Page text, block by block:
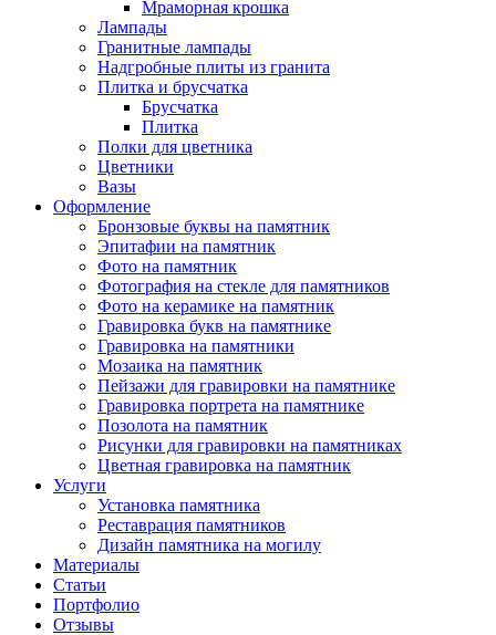
Мраморная крошка
Лампады
Гранитные лампады
Надгробные плиты из гранита
Плитка и брусчатка
Брусчатка
Плитка
Полки для цветника
Цветники
Вазы
Оформление
Бронзовые буквы на памятник
Эпитафии на памятник
Фото на памятник
Фотография на стекле для памятников
Фото на керамике на памятник
Гравировка букв на памятнике
Гравировка на памятники
Мозаика на памятник
Пейзажи для гравировки на памятнике
Гравировка портрета на памятнике
Позолота на памятник
Рисунки для гравировки на памятниках
Цветная гравировка на памятник
Услуги
Установка памятника
Реставрация памятников
Дизайн памятника на могилу
Материалы
Статьи
Портфолио
Отзывы